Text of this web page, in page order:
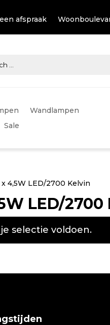
afspraak
Wandlampen
Sale
4,5W LED/2700 Kelvin
LED/
selectie voldoen.